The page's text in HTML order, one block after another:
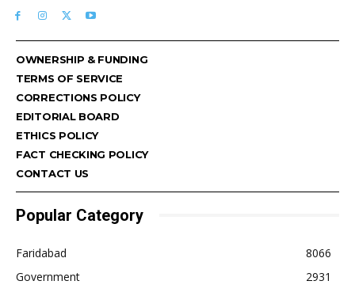
OWNERSHIP & FUNDING
TERMS OF SERVICE
CORRECTIONS POLICY
EDITORIAL BOARD
ETHICS POLICY
FACT CHECKING POLICY
CONTACT US
Popular Category
Faridabad
8066
Government
2931